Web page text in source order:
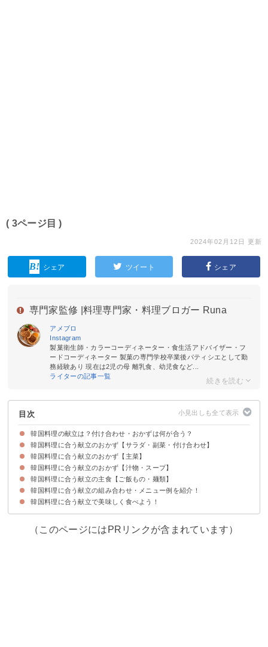
( 3ページ目 )
2024年02月12日 更新
シェア ツイート シェア
専門家監修 | 料理専門家・料理ブロガー Runa
アメブロ
Instagram
製菓衛生師・カラーコーディネーター・食生活アドバイザー・フ
ードコーディネーター 製菓の専門学校卒業後パティシエとして勤
務経験あり 現在は2児の母 離乳食、幼児食など...
ライターの記事一覧
目次
韓国料理の献立は？付け合わせ・おかずは何が合う？
韓国料理に合う献立のおかず【サラダ・副菜・付け合わせ】
①ナムル
②オイキムチ風和え物
③チョレギサラダ
➃韓国風蒸し鶏
⑤カクテキ
韓国料理に合う献立のおかず【主菜】
①ヤンニョムチキン
②チャプチェ
③プルコギ
➃ポッサム
⑤チヂミ
韓国料理に合う献立のおかず【汁物・スープ】
①コムタンスープ
②タッカンマリ
③サムゲタン
➃わかめスープ
⑤タッケジャン
韓国料理に合う献立の主食【ご飯もの・麺類】
①キンパ
②ビビンバ
③コングクス
➃冷麺
⑤カンジャンセウ丼
韓国料理に合う献立の組み合わせ・メニュー例を紹介！
献立メニュー①
献立メニュー②
献立メニュー③
韓国料理に合う献立で美味しく食べよう！
（このページにはPRリンクが含まれています）